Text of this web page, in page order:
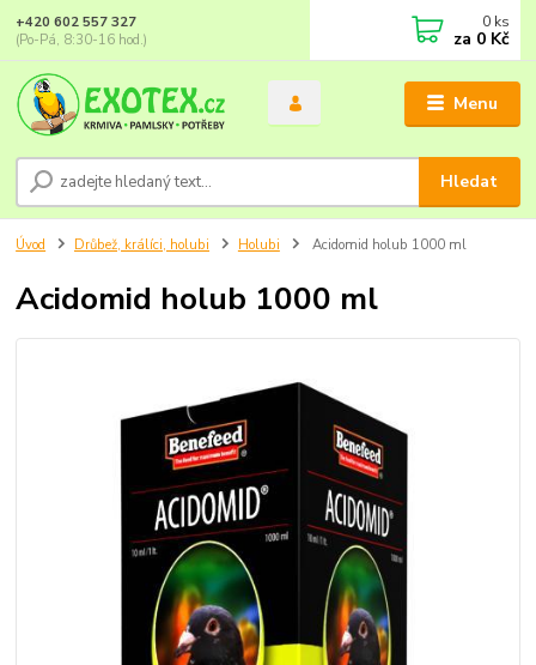
Menu
Hledat
+420 602 557 327
(Po-Pá, 8:30-16 hod.)
0 ks
za 0 Kč
Úvod Drůbež, králíci, holubi Holubi Acidomid holub 1000 ml
Acidomid holub 1000 ml